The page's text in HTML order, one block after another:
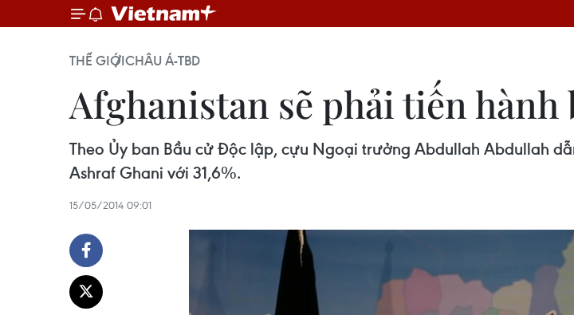
THẾ GIỚICHÂU Á-TBD
Afghanistan sẽ phải tiến hành
Theo Ủy ban Bầu cử Độc lập, cựu Ngoại trưởng Abdullah Abdullah
Ashraf Ghani với 31,6%.
15/05/2014 09:01